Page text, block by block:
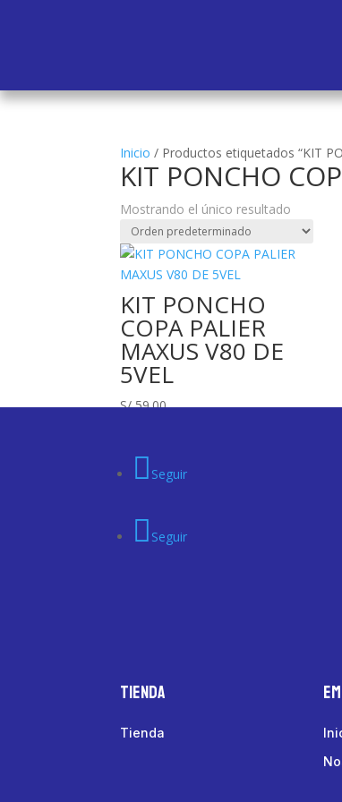
Inicio / Productos etiquetados “KIT
KIT PONCHO
Mostrando el único resultado
KIT PONCHO
COPA PALIER
MAXUS V80 DE
5VEL
S/59.00
Seguir
Seguir
Tienda
Tienda